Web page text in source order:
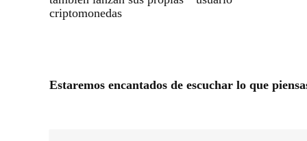
criptomonedas
Estaremos encantados de escuchar lo que